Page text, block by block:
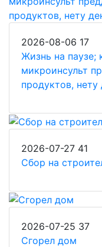
2026-08-06 17
Жизнь на
микроинсульт
продуктов, нету
2026-07-27 41
Сбор на
2026-07-25 37
Сгорел дом